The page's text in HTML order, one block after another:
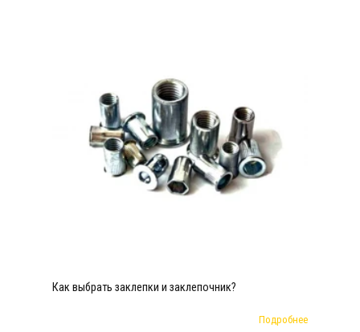
Как выбрать заклепки и заклепочник?
Подробнее